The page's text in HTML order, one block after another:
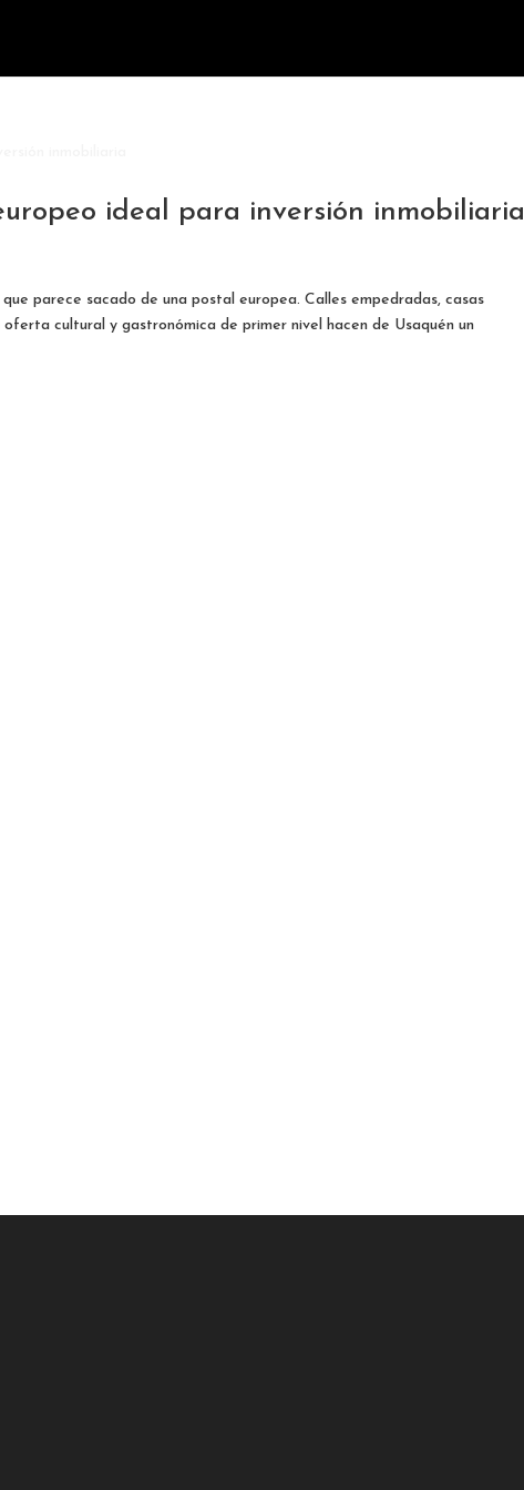
ideal para inversión inmobiliaria
parece sacado de una postal europea. Calles empedradas, casas
cultural y gastronómica de primer nivel hacen de Usaquén un